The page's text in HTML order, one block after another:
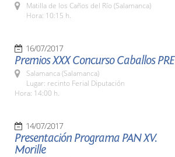
Matilla de los Caños del Río (Salamanca)
Hora: 10:15 h.
16/07/2017
Premios XXX Concurso Caballos PRE
Salamanca (Salamanca)
Lugar: recinto Ferial Diputación
Hora: 14:00 h.
14/07/2017
Presentación Programa PAN XV.
Morille